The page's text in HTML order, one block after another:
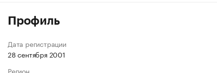
Профиль
Дата регистрации
28 сентября 2001
Регион